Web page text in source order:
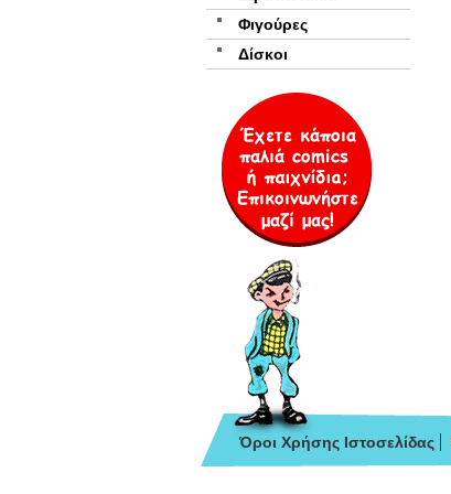
Φιγούρες
Δίσκοι
Όροι Χρήσης Ιστοσελίδας